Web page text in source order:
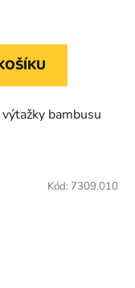
bambusu
Kód: 7309.010